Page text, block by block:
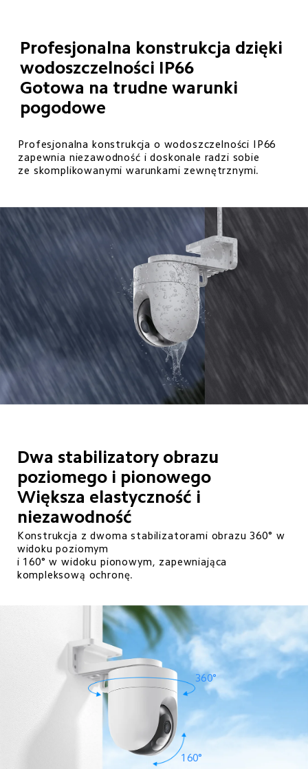
Profesjonalna konstrukcja dzięki
wodoszczelności IP66
Gotowa na trudne warunki
pogodowe
Profesjonalna konstrukcja o wodoszczelności IP66
zapewnia niezawodność i doskonale radzi sobie
ze skomplikowanymi warunkami zewnętrznymi.
Dwa stabilizatory obrazu
poziomego i pionowego
Większa elastyczność i
niezawodność
Konstrukcja z dwoma stabilizatorami obrazu 360° w
widoku poziomym
i 160° w widoku pionowym, zapewniająca
kompleksową ochronę.
360°
160°